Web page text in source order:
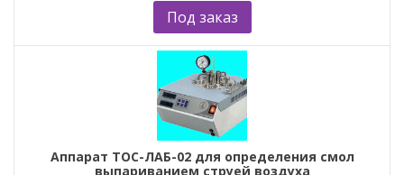
Под заказ
Аппарат ТОC-ЛАБ-02 для определения смол
выпариванием струей воздуха